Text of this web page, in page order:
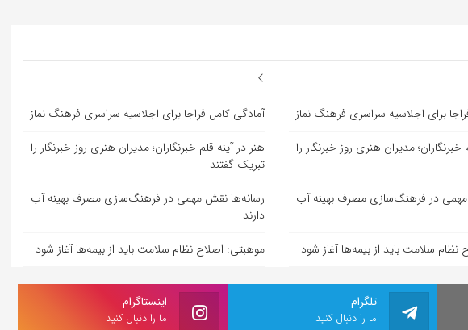
برای اجلاسیه سراسری فرهنگ نماز
خبرنگاران؛ مدیران هنری روز خبرنگار را
در فرهنگ‌سازی مصرف بهینه آب
سلامت باید از بیمه‌ها آغاز شود
آمادگی کامل فراجا برای اجلاسیه سراسری فرهنگ نماز
هنر در آینه قلم خبرنگاران؛ مدیران هنری روز خبرنگار را
تبریک گفتند
رسانه‌ها نقش مهمی در فرهنگ‌سازی مصرف بهینه آب
دارند
موهبتی: اصلاح نظام سلامت باید از بیمه‌ها آغاز شود
اینستاگرام
ما را دنبال کنید
تلگرام
ما را دنبال کنید